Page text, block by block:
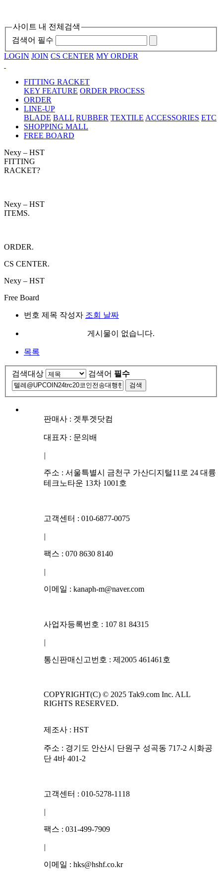
사이트 내 전체검색
검색어 필수
LOGIN JOIN CS CENTER MY ORDER
FITTING RACKET
KEY FEATURE ORDER PROCESS
ORDER
LINE-UP
BLADE BALL RUBBER TEXTILE ACCESSORIES ETC
SHOPPING MALL
FREE BOARD
Nexy – HST
FITTING
RACKET?
Nexy – HST
ITEMS.
ORDER.
CS CENTER.
Nexy – HST
Free Board
번호 제목 작성자 조회 날짜
게시물이 없습니다.
목록
검색대상 검색어 필수
검색
판매사 : 겟투겟닷컴
대표자 : 문의배
|
주소 : 서울특별시 금천구 가산디지털11로 24 대륭
테크노타운 13차 1001호
고객센터 : 010-6877-0075
|
팩스 : 070 8630 8140
|
이메일 : kanaph-m@naver.com
사업자등록번호 : 107 81 84315
|
통신판매신고번호 : 제2005 461461호
COPYRIGHT(C) © 2025 Tak9.com Inc. ALL
RIGHTS RESERVED.
제조사 : HST
주소 : 경기도 안산시 단원구 성곡동 717-2 시화공
단 4바 401-2
고객센터 : 010-5278-1118
|
팩스 : 031-499-7909
|
이메일 : hks@hshf.co.kr